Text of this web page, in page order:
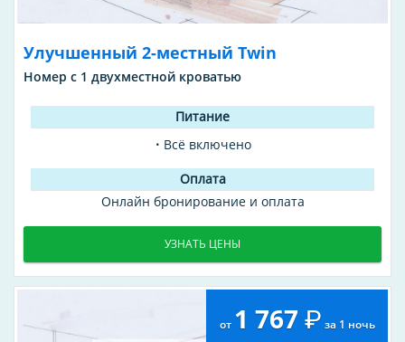
Улучшенный 2-местный Twin
Номер с 1 двухместной кроватью
Всё включено
Онлайн бронирование и оплата
УЗНАТЬ ЦЕНЫ
от 1 767 за 1 ночь